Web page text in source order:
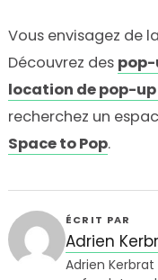
Vous envisagez de
Découvrez des pop-
location de pop-
recherchez un
Space to Pop.
ÉCRIT PAR
Adrien
Adrien